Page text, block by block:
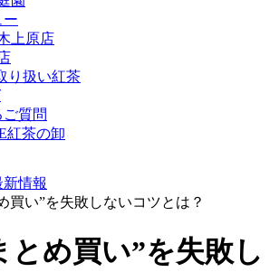
ー
上原店
り扱い紅茶
ご質問
紅茶の卸
情報
買い”を失敗しないコツとは？
とめ買い”を失敗し